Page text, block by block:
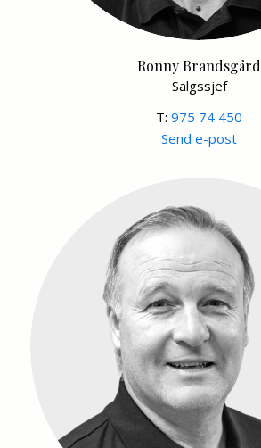
Ronny Brandsgård
Salgssjef
T:975 74 450
Send e-post